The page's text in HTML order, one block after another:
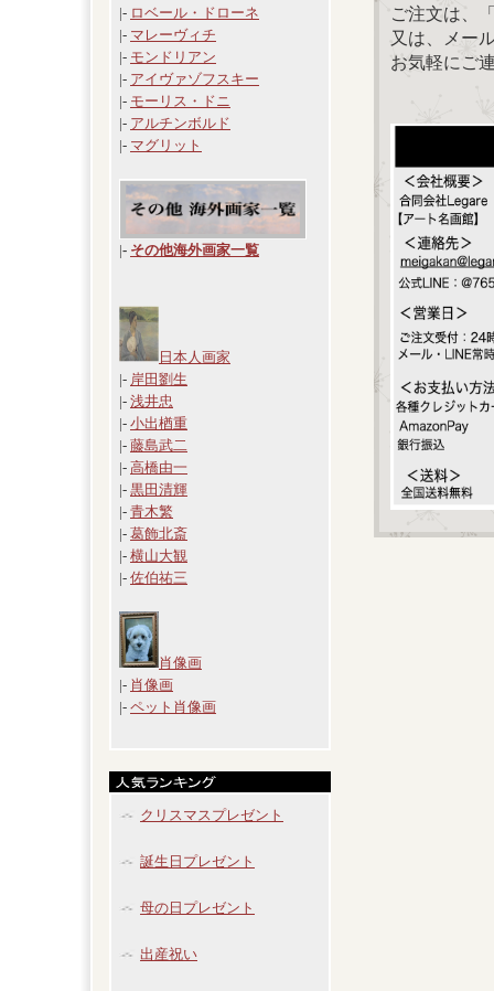
|- ロベール・ドローネ
|- マレーヴィチ
|- モンドリアン
|- アイヴァゾフスキー
|- モーリス・ドニ
|- アルチンボルド
|- マグリット
|- その他海外画家一覧
日本人画家
|- 岸田劉生
|- 浅井忠
|- 小出楢重
|- 藤島武二
|- 高橋由一
|- 黒田清輝
|- 青木繁
|- 葛飾北斎
|- 横山大観
|- 佐伯祐三
肖像画
|- 肖像画
|- ペット肖像画
クリスマスプレゼント
誕生日プレゼント
母の日プレゼント
出産祝い
ご注文は、
又は、メー
お気軽にご